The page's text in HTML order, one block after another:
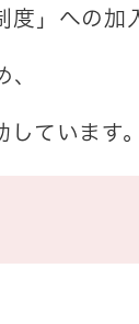
」への加
ています。